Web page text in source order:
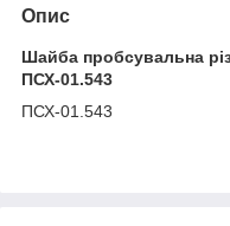
Опис
Шайба пробсувальна
ПСХ-01.543
ПСХ-01.543